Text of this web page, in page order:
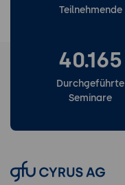
Teilnehmende
40.165
Durchgeführte
Seminare